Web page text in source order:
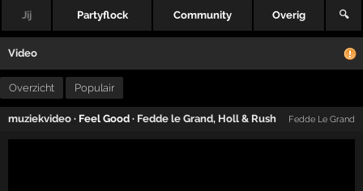
Jij Partyflock Community Overig 🔍
Video
Overzicht Populair
muziekvideo · Feel Good · Fedde le Grand, Holl & Rush Fedde Le Grand